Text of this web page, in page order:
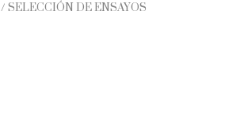
/ SELECCIÓN DE ENSAYOS